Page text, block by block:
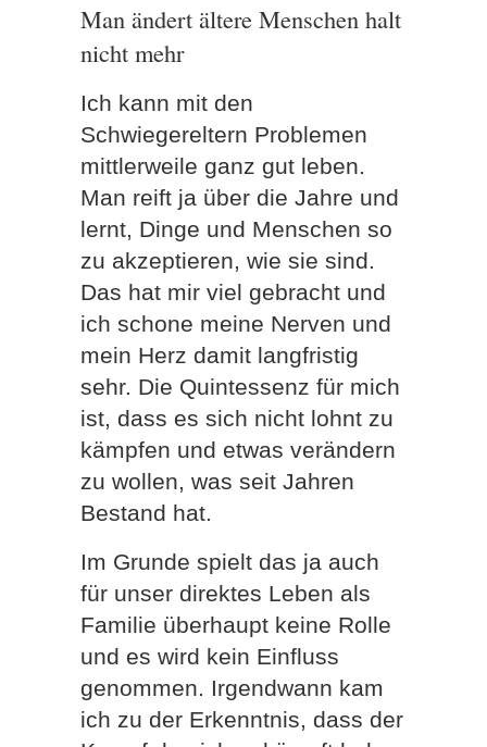
Man ändert ältere Menschen halt
nicht mehr
Ich kann mit den
Schwiegereltern Problemen
mittlerweile ganz gut leben.
Man reift ja über die Jahre und
lernt, Dinge und Menschen so
zu akzeptieren, wie sie sind.
Das hat mir viel gebracht und
ich schone meine Nerven und
mein Herz damit langfristig
sehr. Die Quintessenz für mich
ist, dass es sich nicht lohnt zu
kämpfen und etwas verändern
zu wollen, was seit Jahren
Bestand hat.
Im Grunde spielt das ja auch
für unser direktes Leben als
Familie überhaupt keine Rolle
und es wird kein Einfluss
genommen. Irgendwann kam
ich zu der Erkenntnis, dass der